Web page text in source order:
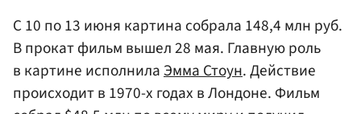
С 10 по 13 июня картина собрала 148,4 млн руб.
В прокат фильм вышел 28 мая. Главную роль
в картине исполнилаЭмма Стоун. Действие
происходит в 1970-х годах в Лондоне. Фильм